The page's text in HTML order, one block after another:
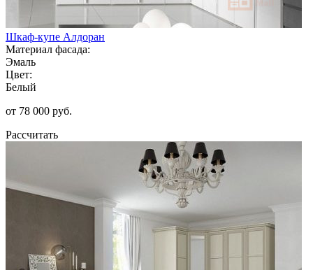
Шкаф-купе Алдоран
Материал фасада:
Эмаль
Цвет:
Белый
от 78 000 руб.
Рассчитать